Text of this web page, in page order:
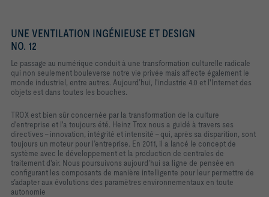
UNE VENTILATION INGÉNIEUSE ET DESIGN
NO. 12
Le passage au numérique conduit à une transformation culturelle radicale
qui non seulement bouleverse notre vie privée mais affecte également le
monde industriel, entre autres. Aujourd’hui, l'industrie 4.0 et l'Internet des
objets est dans toutes les bouches.
TROX est bien sûr concernée par la transformation de la culture
d'entreprise et l'a toujours été. Heinz Trox nous a guidé à travers ses
directives - innovation, intégrité et intensité – qui, après sa disparition, sont
toujours un moteur pour l’entreprise. En 2011, il a lancé le concept de
système avec le développement et la production de centrales de
traitement d'air. Nous poursuivons aujourd’hui sa ligne de pensée en
configurant les composants de manière intelligente pour leur permettre de
s’adapter aux évolutions des paramètres environnementaux en toute
autonomie